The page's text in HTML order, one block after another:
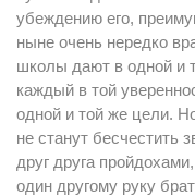
убеждению его,
ныне очень нередко
школы дают в одной и
каждый в той
одной и той же цели.
не станут бесчестить
друг друга
один другому руку